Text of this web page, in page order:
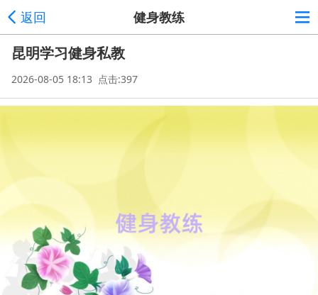
返回 健身教练
昆明学习健身私教
2026-08-05 18:13 点击:397